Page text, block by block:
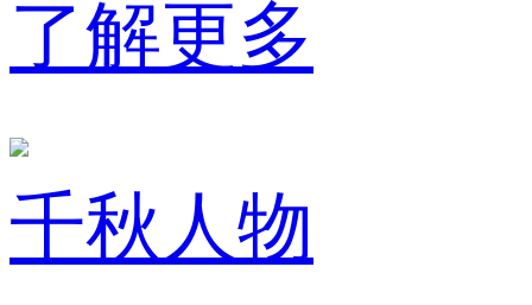
了解更多
千秋人物